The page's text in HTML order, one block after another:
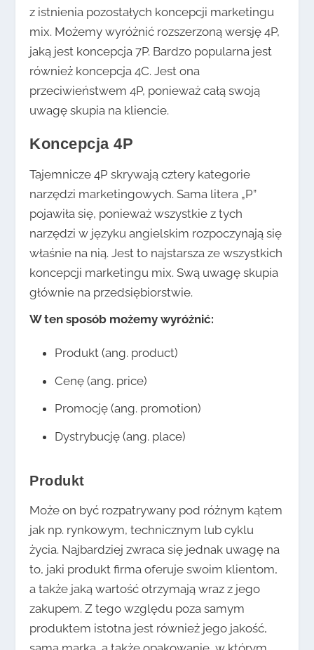
z istnienia pozostałych koncepcji marketingu
mix. Możemy wyróżnić rozszerzoną wersję 4P,
jaką jest koncepcja 7P. Bardzo popularna jest
również koncepcja 4C. Jest ona
przeciwieństwem 4P, ponieważ całą swoją
uwagę skupia na kliencie.
Koncepcja 4P
Tajemnicze 4P skrywają cztery kategorie
narzędzi marketingowych. Sama litera „P”
pojawiła się, ponieważ wszystkie z tych
narzędzi w języku angielskim rozpoczynają się
właśnie na nią. Jest to najstarsza ze wszystkich
koncepcji marketingu mix. Swą uwagę skupia
głównie na przedsiębiorstwie.
W ten sposób możemy wyróżnić:
Produkt (ang. product)
Cenę (ang. price)
Promocję (ang. promotion)
Dystrybucję (ang. place)
Produkt
Może on być rozpatrywany pod różnym kątem
jak np. rynkowym, technicznym lub cyklu
życia. Najbardziej zwraca się jednak uwagę na
to, jaki produkt firma oferuje swoim klientom,
a także jaką wartość otrzymają wraz z jego
zakupem. Z tego względu poza samym
produktem istotna jest również jego jakość,